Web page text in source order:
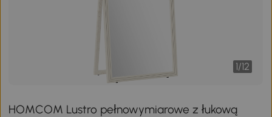
1/12
HOMCOM Lustro pełnowymiarowe z łukową